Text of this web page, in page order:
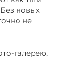
новых
не
галерею,